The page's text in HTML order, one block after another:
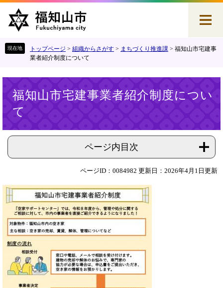
す
し
トップページ > 組織からさがす > まちづくり推進課 > 福知山市宅建事
業者紹介制度について
福知山市宅建事業者紹介制度につい
て
ページ内目次
ページID：0084982 更新日：2026年4月1日更新